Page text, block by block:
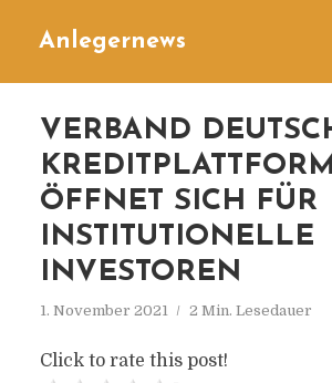
Anlegernews
VERBAND
ÖFFNET SICH FÜR
INSTITUTIONELLE
INVESTOREN
1. November 2021 2 Min. Lesedauer
Click to rate this post!